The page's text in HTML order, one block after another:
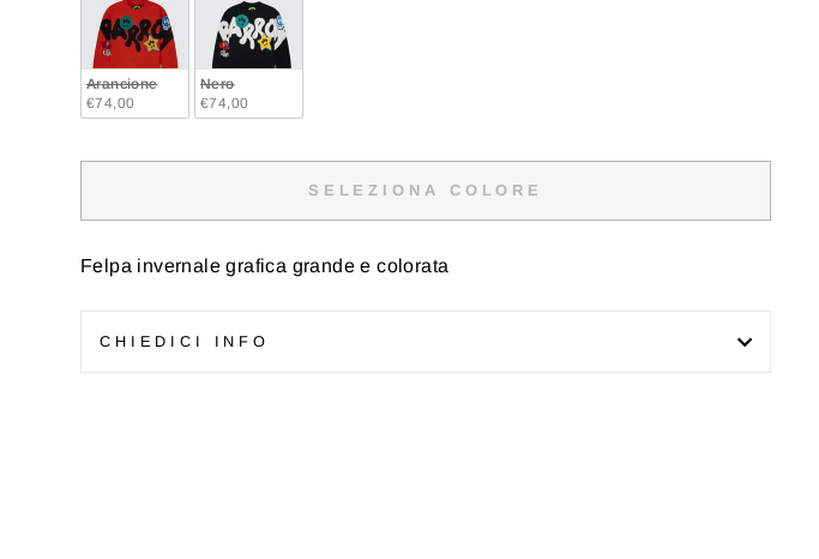
Arancione
€74,00
Nero
€74,00
SELEZIONA COLORE
Felpa invernale grafica grande e colorata
CHIEDICI INFO